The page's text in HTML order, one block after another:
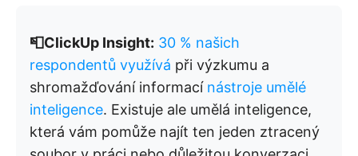
📮ClickUp Insight: 30 % našich
respondentů využívá při výzkumu a
shromažďování informací nástroje umělé
inteligence. Existuje ale umělá inteligence,
která vám pomůže najít ten jeden ztracený